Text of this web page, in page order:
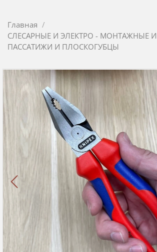
Главная
СЛЕСАРНЫЕ И ЭЛЕКТРО - МОНТАЖНЫЕ
ПАССАТИЖИ И ПЛОСКОГУБЦЫ